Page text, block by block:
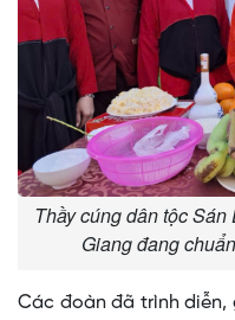
Thầy cúng dân tộc
Giang đang
Các đoàn đã trình diễn,